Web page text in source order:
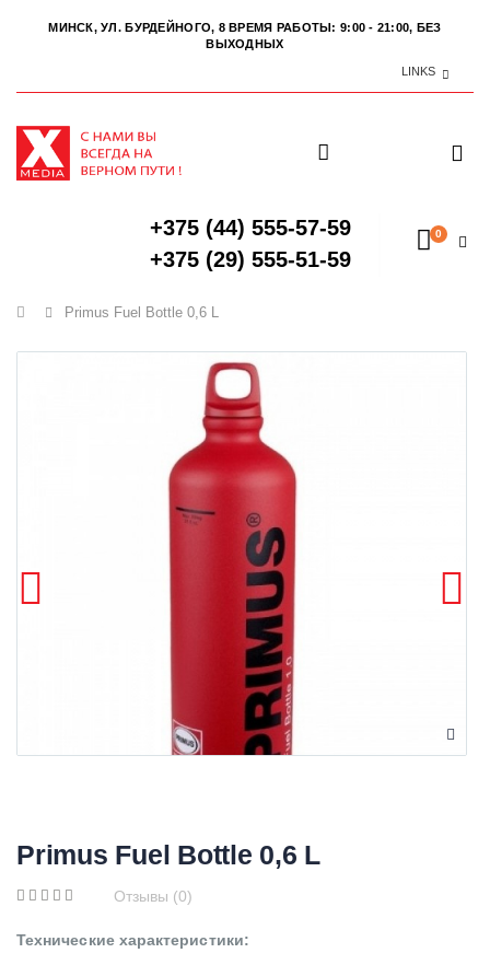
МИНСК, УЛ. БУРДЕЙНОГО, 8 ВРЕМЯ РАБОТЫ: 9:00 - 21:00, БЕЗ
ВЫХОДНЫХ
LINKS
+375 (44) 555-57-59
+375 (29) 555-51-59
0
Главная
Primus Fuel Bottle 0,6 L
Primus Fuel Bottle 0,6 L
Отзывы (0)
Технические характеристики: